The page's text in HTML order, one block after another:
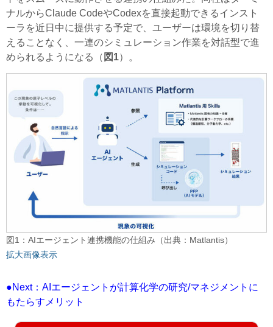
ナルからClaude CodeやCodexを直接起動できるインスト
ーラを近日中に提供する予定で、ユーザーは環境を切り替
えることなく、一連のシミュレーション作業を対話型で進
められるようになる（ 図1）。
図1：AIエージェント連携機能の仕組み（出典：Matlantis）
拡大画像表示
●Next：AIエージェントが計算化学の研究/マネジメントに
もたらすメリット